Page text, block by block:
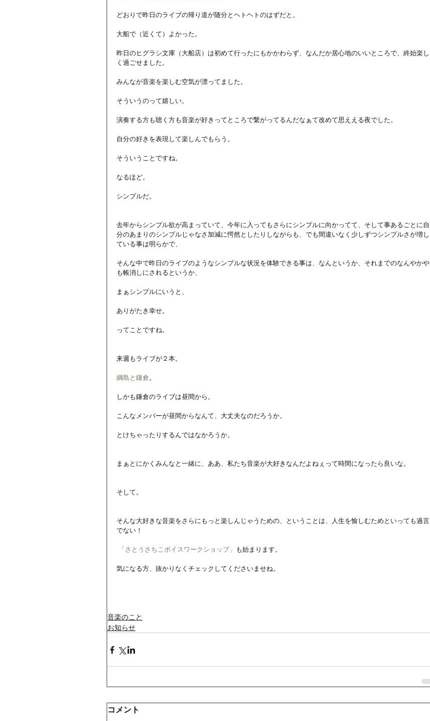
どおりで昨日のライブの帰り道が随分とヘトヘトのはずだと。
大船で（近くて）よかった。
昨日のヒグラシ文庫（大船店）は初めて行ったにもかかわらず、なんだか居心地のいいところで、終始楽し
く過ごせました。
みんなが音楽を楽しむ空気が漂ってました。
そういうのって嬉しい。
演奏する方も聴く方も音楽が好きってところで繋がってるんだなぁて改めて思ええる夜でした。
自分の好きを表現して楽しんでもらう。
そういうことですね。
なるほど。
シンプルだ。
去年からシンプル欲が高まっていて、今年に入ってもさらにシンプルに向かってて、そして事あるごとに自
分のあまりのシンプルじゃなさ加減に愕然としたりしながらも、でも間違いなく少しずつシンプルさが増し
ている事は明らかで、
そんな中で昨日のライブのようなシンプルな状況を体験できる事は、なんというか、それまでのなんやかや
も帳消しにされるというか、
まぁシンプルにいうと、
ありがたき幸せ。
ってことですね。
来週もライブが２本。
綱島と鎌倉。
しかも鎌倉のライブは昼間から。
こんなメンバーが昼間からなんて、大丈夫なのだろうか。
とけちゃったりするんではなかろうか。
まぁとにかくみんなと一緒に、ああ、私たち音楽が大好きなんだよねぇって時間になったら良いな。
そして。
そんな大好きな音楽をさらにもっと楽しんじゃうための、ということは、人生を愉しむためといっても過言
でない！
「さとうさちこボイスワークショップ」 も始まります。
気になる方、抜かりなくチェックしてくださいませね。
音楽のこと
お知らせ
コメント